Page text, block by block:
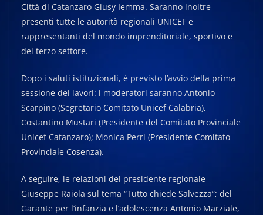
Città di Catanzaro Giusy Iemma. Saranno inoltre
presenti tutte le autorità regionali UNICEF e
rappresentanti del mondo imprenditoriale, sportivo e
del terzo settore.
Dopo i saluti istituzionali, è previsto l’avvio della prima
sessione dei lavori: i moderatori saranno Antonio
Scarpino (Segretario Comitato Unicef Calabria),
Costantino Mustari (Presidente del Comitato Provinciale
Unicef Catanzaro); Monica Perri (Presidente Comitato
Provinciale Cosenza).
A seguire, le relazioni del presidente regionale
Giuseppe Raiola sul tema “Tutto chiede Salvezza”; del
Garante per l’infanzia e l’adolescenza Antonio Marziale,